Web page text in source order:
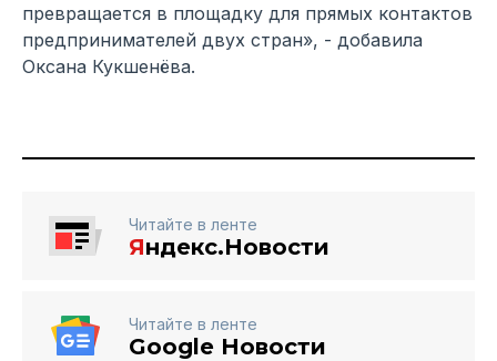
превращается в площадку для прямых контактов
предпринимателей двух стран», - добавила
Оксана Кукшенёва.
Читайте в ленте
Яндекс.Новости
Читайте в ленте
Google Новости